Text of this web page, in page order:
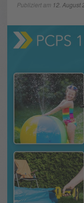
Publiziert am 12. August